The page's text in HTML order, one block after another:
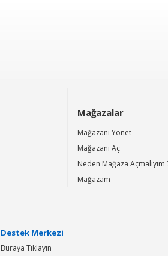
Mağazalar
Mağazanı Yönet
Mağazanı Aç
Neden Mağaza Açmalıyım
Mağazam
Destek Merkezi
Buraya Tıklayın